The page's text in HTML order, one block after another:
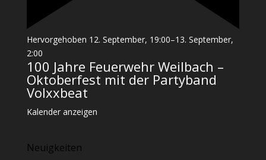
Hervorgehoben 12. September, 19:00–13. September,
2:00
100 Jahre Feuerwehr Weilbach –
Oktoberfest mit der Partyband
Volxxbeat
Kalender anzeigen
Neuigkeiten